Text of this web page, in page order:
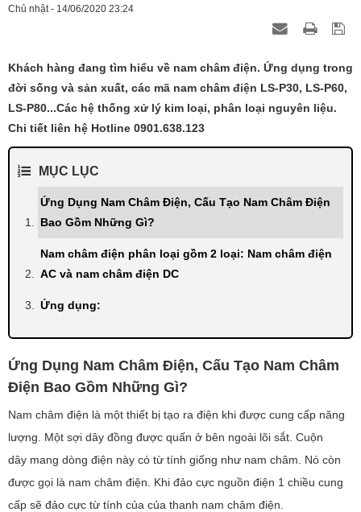
Chủ nhật - 14/06/2020 23:24
Khách hàng đang tìm hiểu về nam châm điện. Ứng dụng trong
đời sống và sản xuất, các mã nam châm điện LS-P30, LS-P60,
LS-P80...Các hệ thống xử lý kim loại, phân loại nguyên liệu.
Chi tiết liên hệ Hotline 0901.638.123
MỤC LỤC
Ứng Dụng Nam Châm Điện, Cấu Tạo Nam Châm Điện
Bao Gồm Những Gì?
Nam châm điện phân loại gồm 2 loại: Nam châm điện
AC và nam châm điện DC
Ứng dụng:
Ứng Dụng Nam Châm Điện, Cấu Tạo Nam Châm
Điện Bao Gồm Những Gì?
Nam châm điện là một thiết bị tạo ra điện khi được cung cấp năng
lượng. Một sợi dây đồng được quấn ở bên ngoài lõi sắt. Cuộn
dây mang dòng điện này có từ tính giống như nam châm. Nó còn
được gọi là nam châm điện. Khi đảo cực nguồn điện 1 chiều cung
cấp sẽ đảo cực từ tính của của thanh nam châm điện.